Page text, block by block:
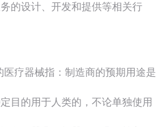
的设计、开发和提供等相关行
器械指：制造商的预期用途是
目的用于人类的，不论单独使用